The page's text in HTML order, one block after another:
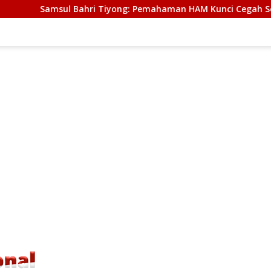
Pemahaman HAM Kunci Cegah Sejarah Kelam